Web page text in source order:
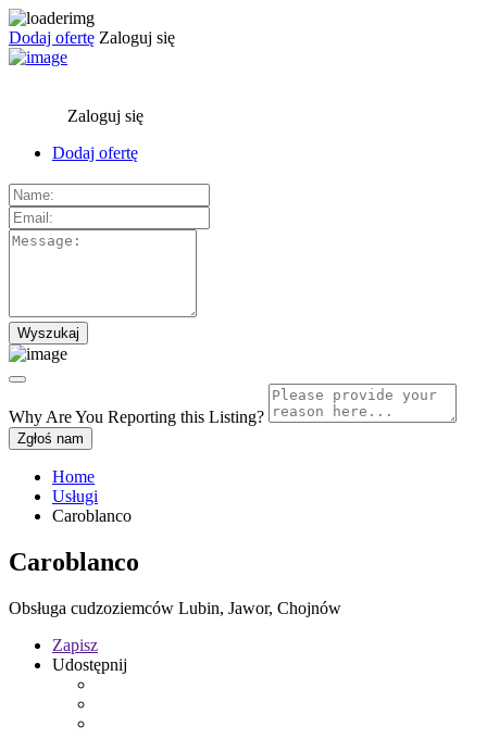
Dodaj ofertę Zaloguj się
Zaloguj się
Dodaj ofertę
Why Are You Reporting this Listing?
Zgłoś nam
Home
Usługi
Caroblanco
Caroblanco
Obsługa cudzoziemców Lubin, Jawor, Chojnów
Zapisz
Udostępnij